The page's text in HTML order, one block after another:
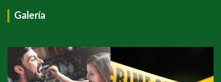
Galería